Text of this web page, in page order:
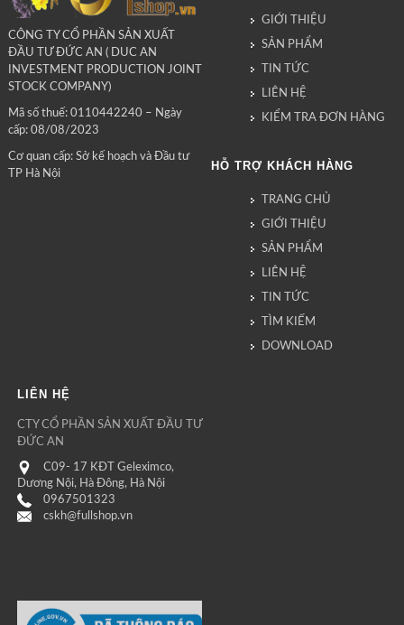
CÔNG TY CỔ PHẦN SẢN XUẤT
ĐẦU TƯ ĐỨC AN ( DUC AN
INVESTMENT PRODUCTION JOINT
STOCK COMPANY)
Mã số thuế: 0110442240 – Ngày
cấp: 08/08/2023
Cơ quan cấp: Sở kế hoạch và Đầu tư
TP Hà Nội
GIỚI THIỆU
SẢN PHẨM
TIN TỨC
LIÊN HỆ
KIỂM TRA ĐƠN HÀNG
HỖ TRỢ KHÁCH HÀNG
TRANG CHỦ
GIỚI THIỆU
SẢN PHẨM
LIÊN HỆ
TIN TỨC
TÌM KIẾM
DOWNLOAD
LIÊN HỆ
CTY CỔ PHẦN SẢN XUẤT ĐẦU TƯ
ĐỨC AN
C09- 17 KĐT Geleximco,
Dương Nội, Hà Đông, Hà Nội
0967501323
cskh@fullshop.vn